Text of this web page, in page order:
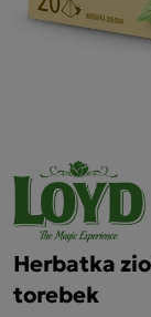
Herbatka
torebek